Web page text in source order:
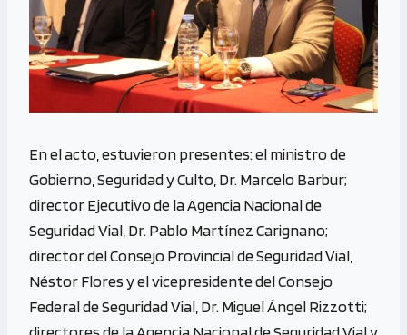
En el acto, estuvieron presentes: el ministro de
Gobierno, Seguridad y Culto, Dr. Marcelo Barbur;
director Ejecutivo de la Agencia Nacional de
Seguridad Vial, Dr. Pablo Martínez Carignano;
director del Consejo Provincial de Seguridad Vial,
Néstor Flores y el vicepresidente del Consejo
Federal de Seguridad Vial, Dr. Miguel Ángel Rizzotti;